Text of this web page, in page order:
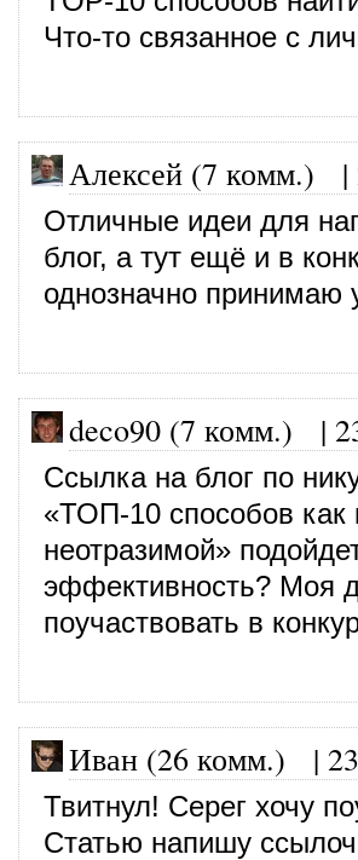
Что-то связанное с
Алексей (7 комм.) |
Отличные идеи для
блог, а тут ещё и в
однозначно принимаю
deco90 (7 комм.) |
Ссылка на блог по
«ТОП-10 способов
неотразимой»
эффективность? Моя
поучаствовать в
Иван (26 комм.) |
Твитнул! Серег хочу
Статью напишу